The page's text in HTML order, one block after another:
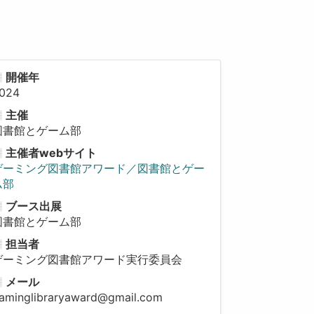
開催年
主催
書館とゲーム部
主催者webサイト
ーミング図書館アワード／図書館とゲー
部
ブース出展
書館とゲーム部
担当者
ーミング図書館アワード実行委員会
メール